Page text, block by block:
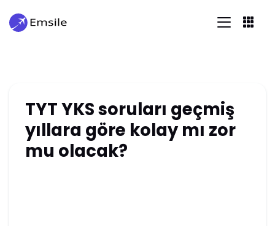
TYT YKS soruları geçmiş
yıllara göre kolay mı zor
mu olacak?